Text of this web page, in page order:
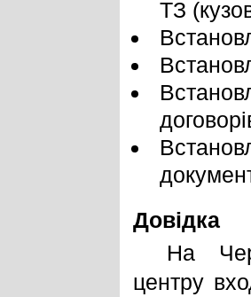
ТЗ
Довідка
На
центру